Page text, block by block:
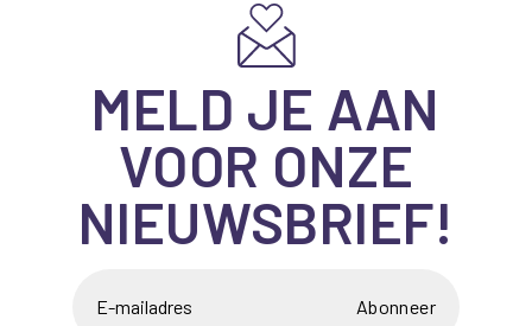
MELD JE AAN
VOOR ONZE
NIEUWSBRIEF!
Abonneer